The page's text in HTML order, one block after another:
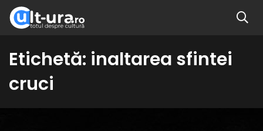
Etichetă: inaltarea sfintei
cruci